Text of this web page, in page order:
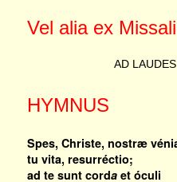
Vel alia ex
AD
HYMNUS
Spes, Christe, nostræ
tu vita, resurréctio;
ad te sunt cordaet óculi